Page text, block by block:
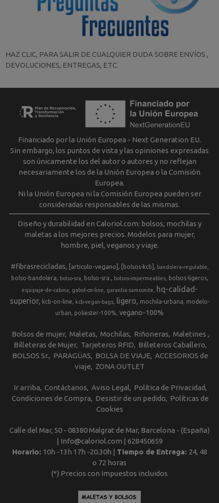
HAZ CLIC, PARA SALIR DE CUALQUIER DUDA SOBRE ENVÍOS ,
DEVOLUCIONES, ENTREGAS, ETC.
Financiado por la Unión Europea - Next Generation EU.
Sin embargo, los puntos de vista y las opiniones expresadas
son únicamente los del autor o autores y no reflejan
necesariamente los de la Unión Europea o la Comisión
Europea.
Ni la Unión Europea ni la Comisión Europea pueden ser
consideradas responsables de las mismas.
Diseño y durabilidad en Caloriol.com: bolsos, mochilas y
maletas a los mejores precios. Modelos para mujer,
hombre, piel, veganos y viaje.
#fibrasrecicladas [articulo-vegano] [bolsos-kcb] bandolera-regulable
bolso-bandolera bolso-sra bolso-sra. bolsos-impermeables bolsos-ligeros
equipaje-de-cabina gabol-on-line garantia-samsonite
hq-calidad-
superior
kcb-on-line kcb-vegan-bags ligero mochila-urbana
modelo-
urban
poliester-100% vegano-100%
Bolsos de mujer Maletas Mochilas Riñoneras Maletines
Billeteras de Mujer Tarjeteros RFID
Billeteros Caballero
BOLSOS Sr.
PARAGÜAS BOLSA DE VIAJE ACCESORIOS de
viaje
ZONA OUTLET
Ir arriba Contáctanos Aviso Legal
Política de Privacidad
Condiciones de Compra
Desistir de un pedido
Políticas de
Cookies
Calle del Mar, 50 - 08380 Malgrat de Mar, Barcelona - (España)
| Info@caloriol.com | 628450659
Horario: 10h -13h 17h -20.30h | Tiempo de Entrega: 24, 48
o 72 horas
(*) Precios con Impuestos incluidos